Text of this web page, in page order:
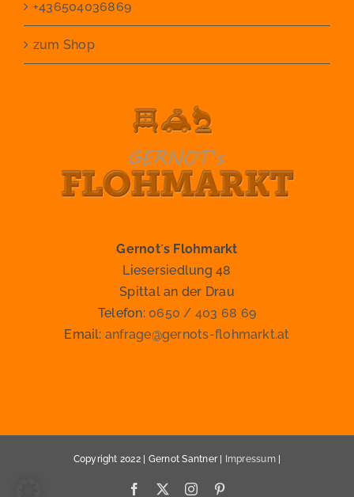
+436504036869
zum Shop
Gernot´s Flohmarkt
Liesersiedlung 48
Spittal an der Drau
Telefon: 0650 / 403 68 69
Email: anfrage@gernots-flohmarkt.at
Copyright 2022 | Gernot Santner | Impressum|
Facebook Instagram